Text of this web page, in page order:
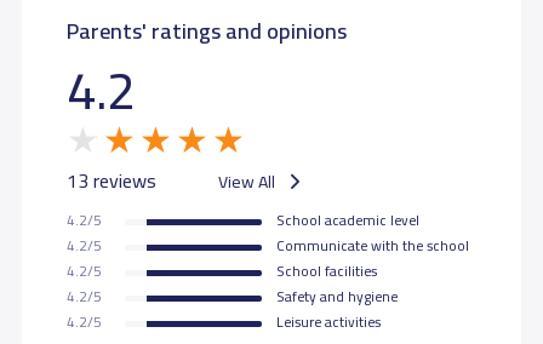
Parents' ratings and opinions
4.2
13 reviews View All
4.2/5
School academic level
4.2/5
Communicate with the school
4.2/5
School facilities
4.2/5
Safety and hygiene
4.2/5
Leisure activities